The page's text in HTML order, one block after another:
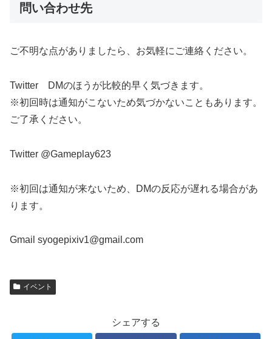
問い合わせ先
ご不明な点がありましたら、お気軽にご連絡ください。
Twitter DMのほうが比較的早く気づきます。
※初回時は通知がこないため気づかないこともあります。
ご了承ください。
Twitter @Gameplay623
※初回は通知が来ないため、DMの反応が遅れる場合があ
ります。
Gmail syogepixiv1@gmail.com
イベント
シェアする